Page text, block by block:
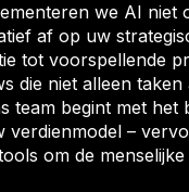
we AI niet
af op uw
tot voorspellende
die niet alleen
team begint met
verdienmodel –
om de